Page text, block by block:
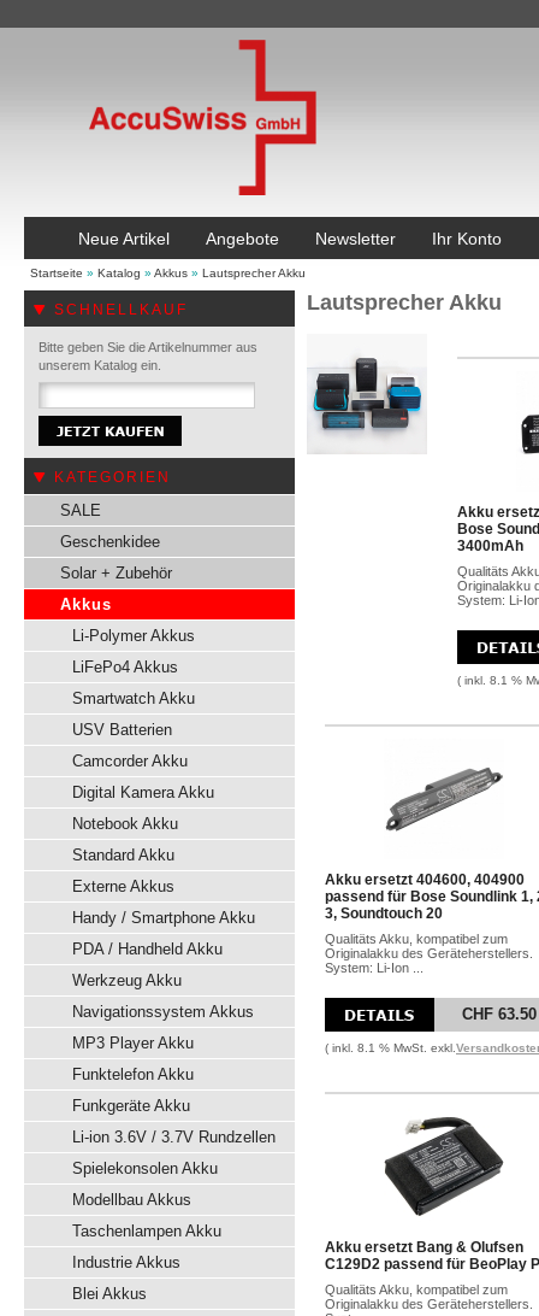
Neue Artikel Angebote Newsletter Ihr Konto
Startseite » Katalog » Akkus » Lautsprecher Akku
SCHNELLKAUF
Bitte geben Sie die Artikelnummer aus
unserem Katalog ein.
KATEGORIEN
SALE
Geschenkidee
Solar + Zubehör
Akkus
Li-Polymer Akkus
LiFePo4 Akkus
Smartwatch Akku
USV Batterien
Camcorder Akku
Digital Kamera Akku
Notebook Akku
Standard Akku
Externe Akkus
Handy / Smartphone Akku
PDA / Handheld Akku
Werkzeug Akku
Navigationssystem Akkus
MP3 Player Akku
Funktelefon Akku
Funkgeräte Akku
Li-ion 3.6V / 3.7V Rundzellen
Spielekonsolen Akku
Modellbau Akkus
Taschenlampen Akku
Industrie Akkus
Blei Akkus
Lautsprecher Akku
Akku
Bose
3400mAh
Qualitäts
Originalakku
System: Li-
( inkl. 8.1 %
Akku ersetzt 404600, 404900
passend für Bose Soundlink 1,
3, Soundtouch 20
Qualitäts Akku, kompatibel zum
Originalakku des Geräteherstellers.
System: Li-Ion ...
CHF 63.50
( inkl. 8.1 % MwSt. exkl.
Akku ersetzt Bang & Olufsen
C129D2 passend für BeoPlay
Qualitäts Akku, kompatibel zum
Originalakku des Geräteherstellers.